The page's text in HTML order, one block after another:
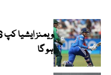
ہو گا